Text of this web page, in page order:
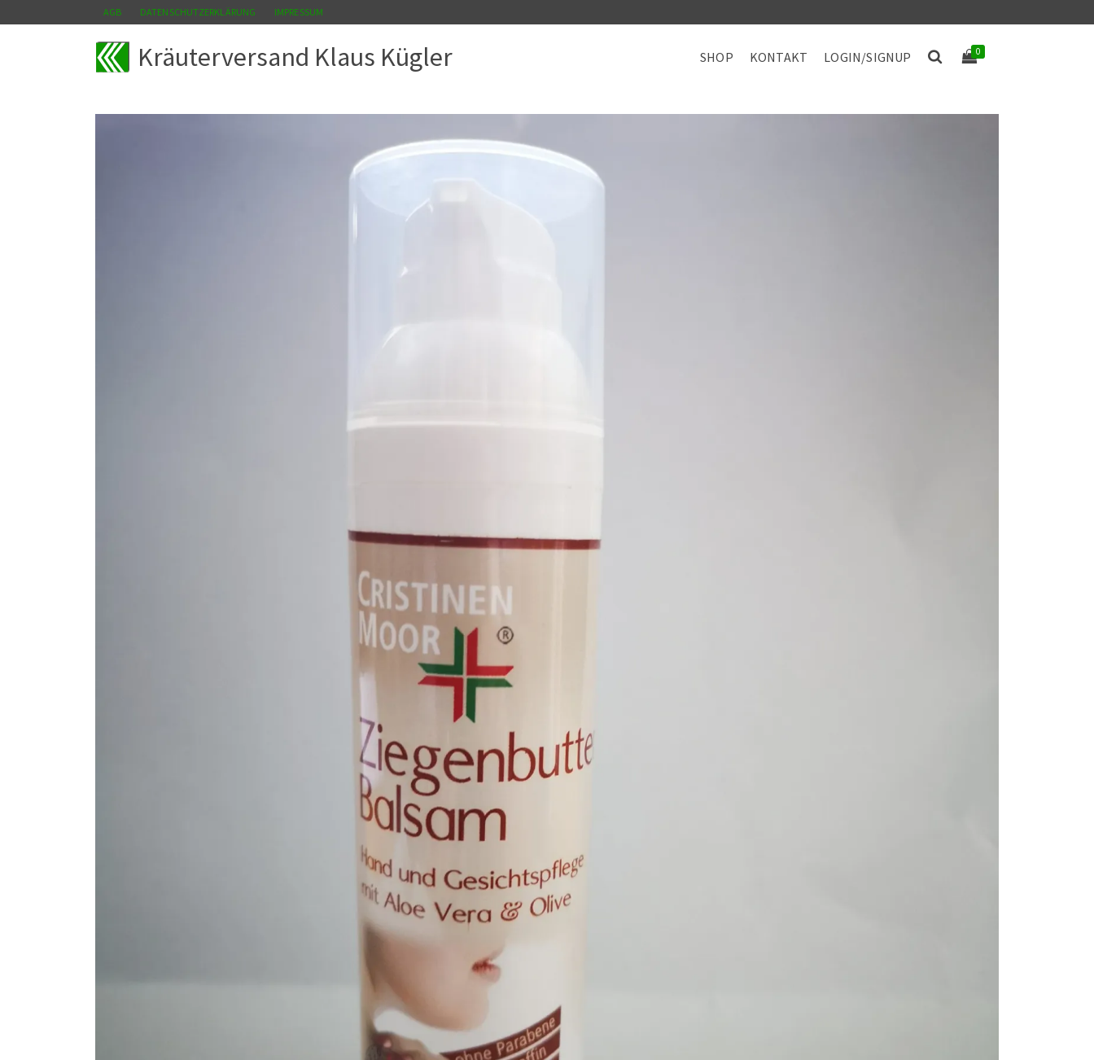
AGB DATENSCHUTZERKLÄRUNG IMPRESSUM
Kräuterversand Klaus Kügler SHOP KONTAKT LOGIN/SIGNUP 0